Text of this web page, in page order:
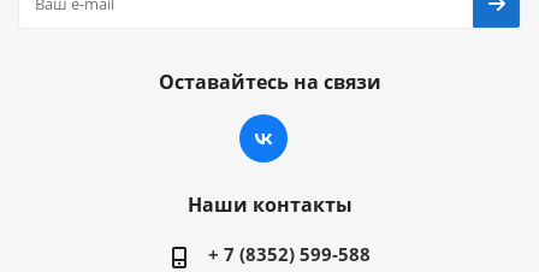
Оставайтесь на связи
Наши контакты
+ 7 (8352) 599-588